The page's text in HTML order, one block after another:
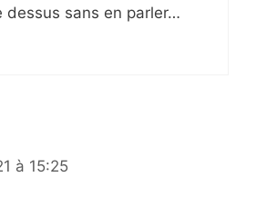
dessus sans en parler…
à 15:25